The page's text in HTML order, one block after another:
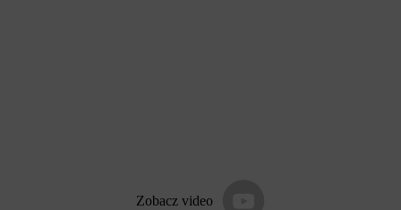
Zobacz video